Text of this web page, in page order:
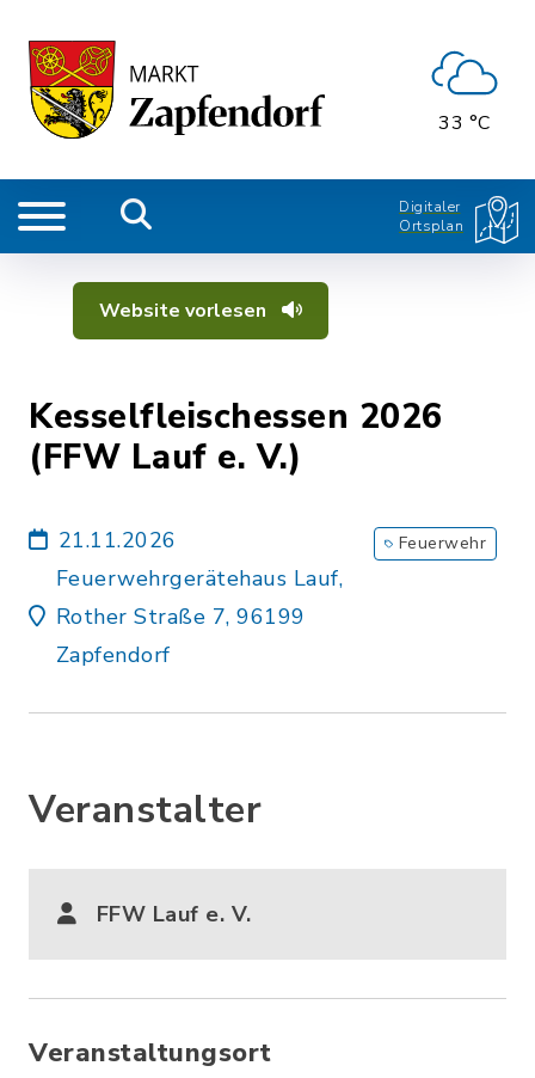
33 °C
Digitaler
Ortsplan
Website vorlesen
Kesselfleischessen 2026
(FFW Lauf e. V.)
21.11.2026
Feuerwehrgerätehaus Lauf,
Rother Straße 7, 96199
Zapfendorf
Feuerwehr
Veranstalter
FFW Lauf e. V.
Veranstaltungsort